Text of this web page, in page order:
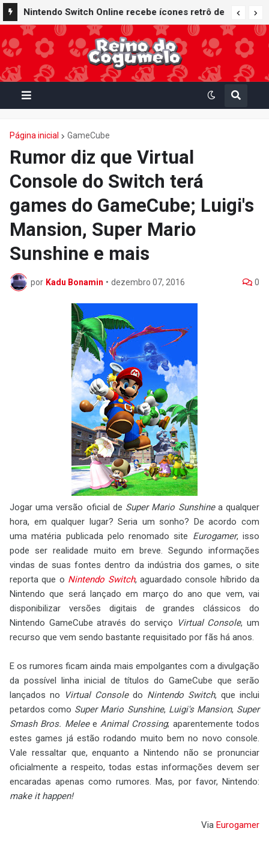
Nintendo Switch Online recebe ícones retrô de
Mario Paint (SNES) e Mario Kart: Super Circuit
(GBA)
Página inicial GameCube
Rumor diz que Virtual
Console do Switch terá
games do GameCube; Luigi's
Mansion, Super Mario
Sunshine e mais
por Kadu Bonamin • dezembro 07, 2016 0
Jogar uma versão oficial de Super Mario Sunshinea qualquer
hora, em qualquer lugar? Seria um sonho? De acordo com
uma matéria publicada pelo renomado site Eurogamer, isso
pode ser realidade muito em breve. Segundo informações
vindas de suas fontes dentro da indústria dos games, o site
reporta que o Nintendo Switch, aguardado console híbrido da
Nintendo que será lançado em março do ano que vem, vai
disponibilizar versões digitais de grandes clássicos do
Nintendo GameCube através do serviço
Virtual Console, um
recurso que vem sendo bastante requisitado por fãs há anos.
E os rumores ficam ainda mais empolgantes com a divulgação
da possível linha inicial de títulos do GameCube que serão
lançados no
Virtual Consoledo Nintendo Switch, que inclui
petardos como Super Mario Sunshine, Luigi's Mansion, Super
Smash Bros. MeleeeAnimal Crossing; aparentemente todos
estes games já estão rodando muito bem no novo console.
Vale ressaltar que, enquanto a Nintendo não se pronunciar
oficialmente a respeito, todas estas informações devem ser
encaradas apenas como rumores. Mas, por favor, Nintendo:
make it happen!
Via Eurogamer